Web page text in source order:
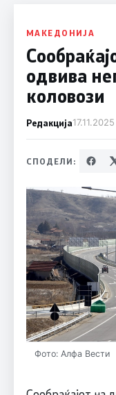
МАКЕДОНИЈА
одвива
коловози
Редакција17.11.2025
СПОДЕЛИ:
Фото: Алфа Вести